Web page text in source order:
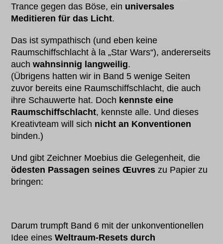
Trance gegen das Böse, ein universales
Meditieren für das Licht.
Das ist sympathisch (und eben keine
Raumschiffschlacht à la „Star Wars“), andererseits
auchwahnsinnig langweilig.
(Übrigens hatten wir in Band 5 wenige Seiten
zuvor bereits eine Raumschiffschlacht, die auch
ihre Schauwerte hat. Doch kennste eine
Raumschiffschlacht, kennste alle. Und dieses
Kreativteam will sich nicht an Konventionen
binden.)
Und gibt Zeichner Moebius die Gelegenheit, die
ödesten Passagen seines Œuvres zu Papier zu
bringen:
Darum trumpft Band 6 mit der unkonventionellen
Idee einesWeltraum-Resets durch